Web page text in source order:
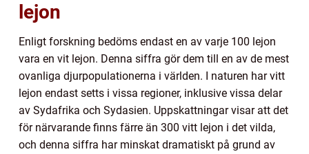
lejon
Enligt forskning bedöms endast en av varje 100 lejon
vara en vit lejon. Denna siffra gör dem till en av de mest
ovanliga djurpopulationerna i världen. I naturen har vitt
lejon endast setts i vissa regioner, inklusive vissa delar
av Sydafrika och Sydasien. Uppskattningar visar att det
för närvarande finns färre än 300 vitt lejon i det vilda,
och denna siffra har minskat dramatiskt på grund av